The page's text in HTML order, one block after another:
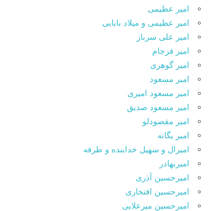
امیر عظیمی
امیر عظیمی و میلاد بابایی
امیر علی سرباز
امیر فرجام
امیر گوهری
امیر مسعود
امیر مسعود امیری
امیر مسعود صدیق
امیر مقصودلو
امیر یگانه
امیرال و سهیل خدابنده و طرفه
امیربهادر
امیرحسین آذری
امیرحسین افتخاری
امیرحسین میرعلایی